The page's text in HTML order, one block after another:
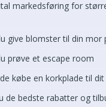
markedsføring for
give blomster til din mor
prøve et escape room
købe en korkplade til
de bedste rabatter og